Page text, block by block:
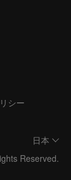
シー
日本
Reserved.